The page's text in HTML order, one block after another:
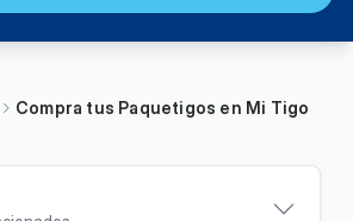
Compra tus Paquetigos en Mi Tigo